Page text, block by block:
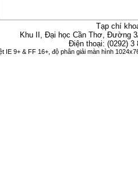
Tạp chí
Khu II, Đại học Cần Thơ, Đường
Điện thoại: (0292)
IE 9+ & FF 16+, độ phân giải màn hình